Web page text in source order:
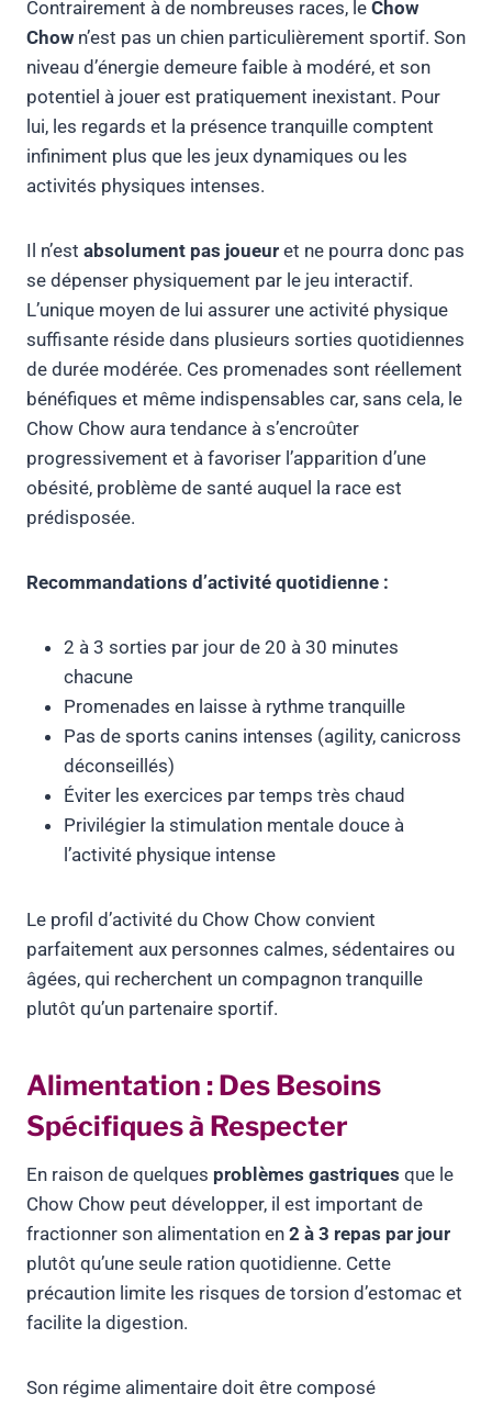
Contrairement à de nombreuses races, le Chow
Chow n’est pas un chien particulièrement sportif. Son
niveau d’énergie demeure faible à modéré, et son
potentiel à jouer est pratiquement inexistant. Pour
lui, les regards et la présence tranquille comptent
infiniment plus que les jeux dynamiques ou les
activités physiques intenses.
Il n’est absolument pas joueur et ne pourra donc pas
se dépenser physiquement par le jeu interactif.
L’unique moyen de lui assurer une activité physique
suffisante réside dans plusieurs sorties quotidiennes
de durée modérée. Ces promenades sont réellement
bénéfiques et même indispensables car, sans cela, le
Chow Chow aura tendance à s’encroûter
progressivement et à favoriser l’apparition d’une
obésité, problème de santé auquel la race est
prédisposée.
Recommandations d’activité quotidienne :
2 à 3 sorties par jour de 20 à 30 minutes
chacune
Promenades en laisse à rythme tranquille
Pas de sports canins intenses (agility, canicross
déconseillés)
Éviter les exercices par temps très chaud
Privilégier la stimulation mentale douce à
l’activité physique intense
Le profil d’activité du Chow Chow convient
parfaitement aux personnes calmes, sédentaires ou
âgées, qui recherchent un compagnon tranquille
plutôt qu’un partenaire sportif.
Alimentation : Des Besoins
Spécifiques à Respecter
En raison de quelques problèmes gastriques que le
Chow Chow peut développer, il est important de
fractionner son alimentation en 2 à 3 repas par jour
plutôt qu’une seule ration quotidienne. Cette
précaution limite les risques de torsion d’estomac et
facilite la digestion.
Son régime alimentaire doit être composé